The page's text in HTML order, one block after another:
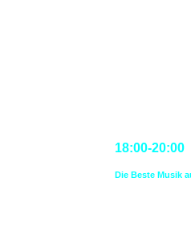
18:00-20:00
Die Beste Musik